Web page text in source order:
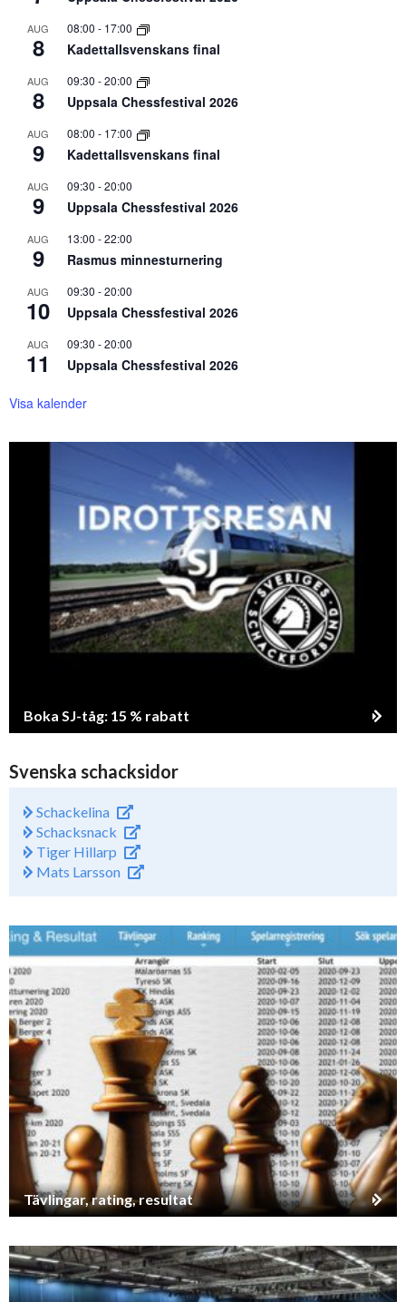
AUG
8
08:00 - 17:00
Kadettallsvenskans final
AUG
8
09:30 -20:00
Uppsala Chessfestival 2026
AUG
9
08:00 - 17:00
Kadettallsvenskans final
AUG
9
09:30 -20:00
Uppsala Chessfestival 2026
AUG
9
13:00 -22:00
Rasmus minnesturnering
AUG
10
09:30 -20:00
Uppsala Chessfestival 2026
AUG
11
09:30 -20:00
Uppsala Chessfestival 2026
Visa kalender
Boka SJ-tåg: 15 % rabatt
Svenska schacksidor
Schackelina
Schacksnack
Tiger Hillarp
Mats Larsson
Tävlingar, rating, resultat